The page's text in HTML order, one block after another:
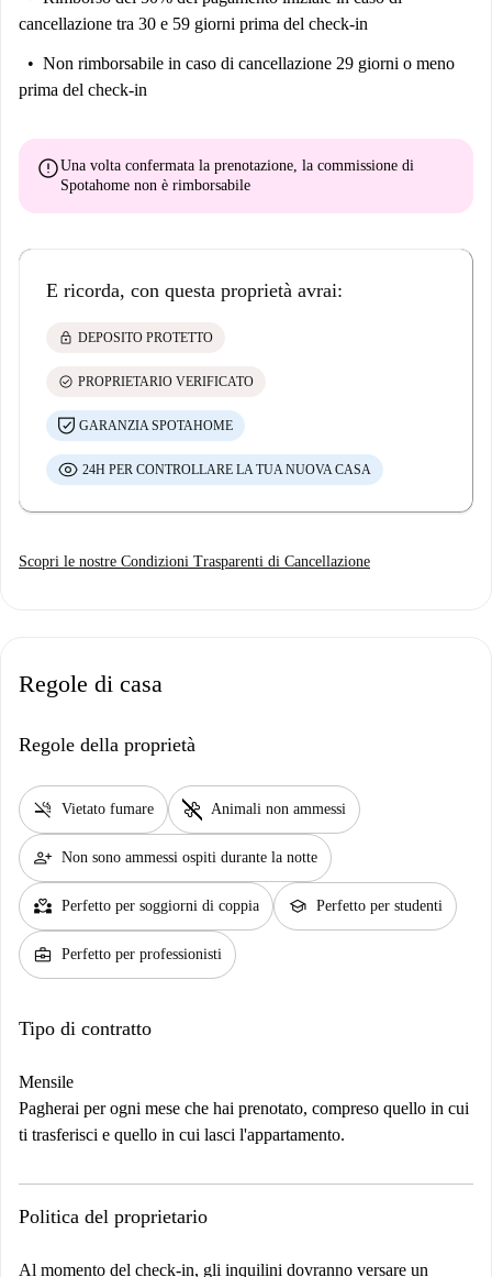
cancellazione tra 30 e 59 giorni prima del check-in
Non rimborsabile in caso di cancellazione 29 giorni o meno
prima del check-in
errorUna volta confermata la prenotazione, la commissione di
Spotahome non è rimborsabile
E ricorda, con questa proprietà avrai:
lock DEPOSITO PROTETTO
check_circle PROPRIETARIO VERIFICATO
GARANZIA SPOTAHOME
24H PER CONTROLLARE LA TUA NUOVA CASA
Scopri le nostre Condizioni Trasparenti di Cancellazione
Regole di casa
Regole della proprietà
smoke_free Vietato fumare pet_supplies Animali non ammessi
person_add Non sono ammessi ospiti durante la notte
partner_heart Perfetto per soggiorni di coppia school Perfetto per studenti
business_center Perfetto per professionisti
Tipo di contratto
Mensile
Pagherai per ogni mese che hai prenotato, compreso quello in cui
ti trasferisci e quello in cui lasci l'appartamento.
Politica del proprietario
Al momento del check-in, gli inquilini dovranno versare un